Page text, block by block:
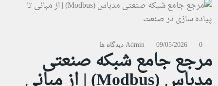
Admin 09/05/2026 0 دیدگاه ها
مرجع جامع شبکه صنعتی